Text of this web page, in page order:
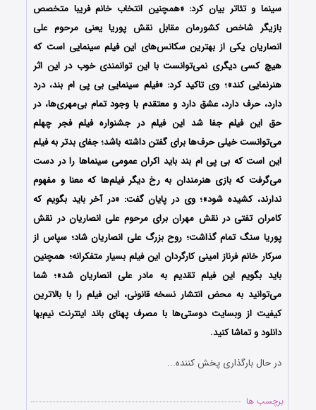
سینما و تئاتر بیان کرد: «همچنین انتخاب خانم فریبا متخصص
بازیگر شاخص کشورمان مقابل نقش پوریا یعنی مرحوم علی
انصاریان یکی از بهترین سکانس‌های این فیلم سینمایی است که
هیچ کسی دیگری نمی‌توانست با این توانمندی خوب در این اثر
هنرنمایی کند»؛ وی تاکید کرد: «فیلم سینمایی بی پی ام بند، درد
دارد، حرف دارد، عشق دارد و معتقدم با وجود تمام بی‌مهری‌ها، در
حق این فیلم جفا شد این فیلم در جشنواره فیلم فجر چهلم
می‌توانست خیلی حرف‌ها برای گفتن داشته باشد؛ جفای بدتر به فیلم
این است که بی پی ام بند باید اکران عمومی سینماها را در دست
می‌گرفت که بازی هنرمندان به رخ دیگر فیلم‌ها که معنا و مفهوم
ندارند، کشیده شود»؛ وی در پایان گفت: «در آخر باید بگویم که
کامران تفتی در نقش مهران‌ برای مرحوم علی انصاریان در نقش
پوریا‌ سنگ تمام گذاشت؛ روح بزرگ علی انصاریان شاد؛ سپاس از
سرکار خانم فرناز امینی کارگردان این فیلم بسیار متفکرانه؛ همچنین
باید بگویم این فیلم تقدیم به مادر علی انصاریان شد»؛ شما
می‌توانید به محض انتشار نسخه قانونی، این فیلم را با بالاترین
کیفیت از وبسایت دوستی‌ها با مصرف پهنای باند اینترنت نیم‌بها
دانلود و تماشا کنید.
در حال بارگذاری پخش کننده...
برچسب ها